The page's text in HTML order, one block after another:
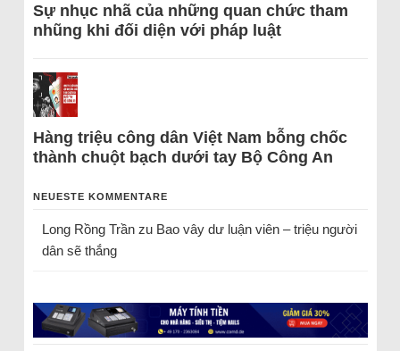
Sự nhục nhã của những quan chức tham
nhũng khi đối diện với pháp luật
Hàng triệu công dân Việt Nam bỗng chốc
thành chuột bạch dưới tay Bộ Công An
NEUESTE KOMMENTARE
Long Rồng Trầnzu Bao vây dư luận viên – triệu người
dân sẽ thắng